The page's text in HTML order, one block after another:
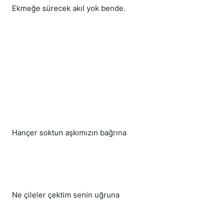
Ekmeğe sürecek akıl yok bende.
Hançer soktun aşkımızın bağrına
Ne çileler çektim senin uğruna